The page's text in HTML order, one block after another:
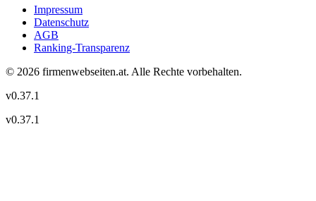
Impressum
Datenschutz
AGB
Ranking-Transparenz
© 2026 firmenwebseiten.at. Alle Rechte vorbehalten.
v0.37.1
v0.37.1